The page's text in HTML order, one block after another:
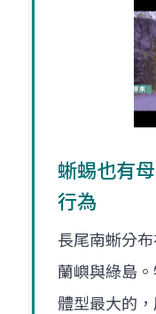
蜥蜴也有
行為
長尾南蜥分
蘭嶼與綠島
體型最大的